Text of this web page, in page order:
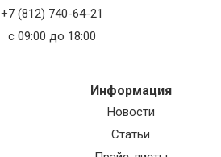
+7 (812) 740-64-21
с 09:00 до 18:00
Информация
Новости
Статьи